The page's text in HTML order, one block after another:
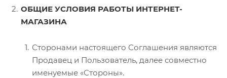
ОБЩИЕ УСЛОВИЯ РАБОТЫ ИНТЕРНЕТ-
МАГАЗИНА
Сторонами настоящего Соглашения являются
Продавец и Пользователь, далее совместно
именуемые «Стороны».